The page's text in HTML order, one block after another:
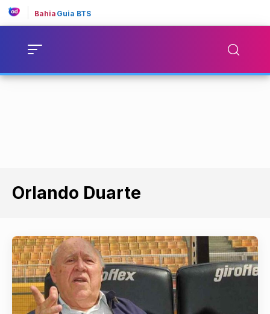
Bahia Guia BTS
Orlando Duarte